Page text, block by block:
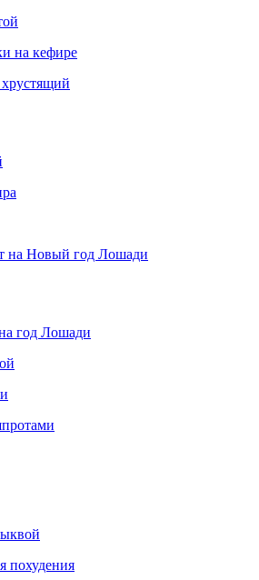
на кефире
на Новый год Лошади
год Лошади
похудения